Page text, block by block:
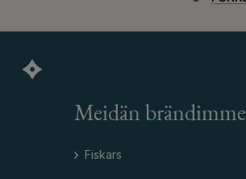
Meidän brändimme
Fiskars